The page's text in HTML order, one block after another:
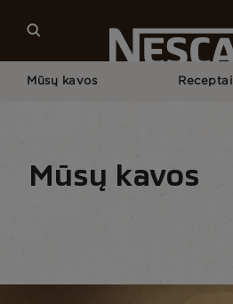
Mūsų kavos Receptai
Mūsų kavos